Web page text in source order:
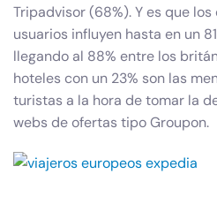
Tripadvisor (68%). Y es que
usuarios influyen hasta en un
llegando al 88% entre los
hoteles con un 23% son las
turistas a la hora de tomar la
webs de ofertas tipo Groupon.